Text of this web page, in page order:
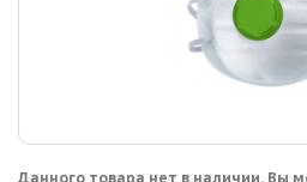
Данного товара нет в наличии. Вы